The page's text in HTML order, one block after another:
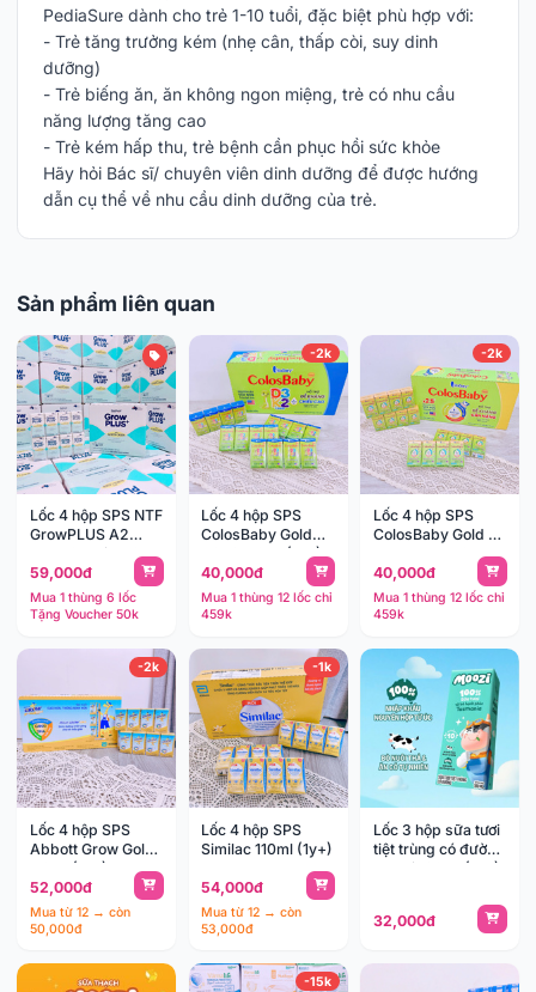
PediaSure dành cho trẻ 1-10 tuổi, đặc biệt phù hợp với:
- Trẻ tăng trưởng kém (nhẹ cân, thấp còi, suy dinh
dưỡng)
- Trẻ biếng ăn, ăn không ngon miệng, trẻ có nhu cầu
năng lượng tăng cao
- Trẻ kém hấp thu, trẻ bệnh cần phục hồi sức khỏe
Hãy hỏi Bác sĩ/ chuyên viên dinh dưỡng để được hướng
dẫn cụ thể về nhu cầu dinh dưỡng của trẻ.
Sản phẩm liên quan
Lốc 4 hộp SPS NTF
GrowPLUS A2
Beta-Casein 110ml
(1y+)(Th6/24Hộp)
59,000đ
Mua 1 thùng 6 lốc
Tặng Voucher 50k
-2k
Lốc 4 hộp SPS
ColosBaby Gold
D3K2 110ml (1y+)
(Th12/48Hộp)
40,000đ
Mua 1 thùng 12 lốc chỉ
459k
-2k
Lốc 4 hộp SPS
ColosBaby Gold vị
thanh nhạt 110ml
(1y+)
(Th12/48Hộp)
40,000đ
Mua 1 thùng 12 lốc chỉ
459k
-2k
Lốc 4 hộp SPS
Abbott Grow Gold
110ml (1y+)
(Th12/48Hộp)
52,000đ
Mua từ 12 → còn
50,000đ
-1k
Lốc 4 hộp SPS
Similac 110ml (1y+)
54,000đ
Mua từ 12 → còn
53,000đ
Lốc 3 hộp sữa tươi
tiệt trùng có đường
Moozi 180ml (1y+)
32,000đ
-15k